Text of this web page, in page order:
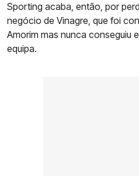
Sporting acaba, então, por
negócio de Vinagre, que foi
Amorim mas nunca conseguiu
equipa.